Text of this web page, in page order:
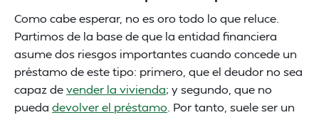
Como cabe esperar, no es oro todo lo que reluce.
Partimos de la base de que la entidad financiera
asume dos riesgos importantes cuando concede un
préstamo de este tipo: primero, que el deudor no sea
capaz devender la vivienda; y segundo, que no
pueda devolver el préstamo . Por tanto, suele ser un